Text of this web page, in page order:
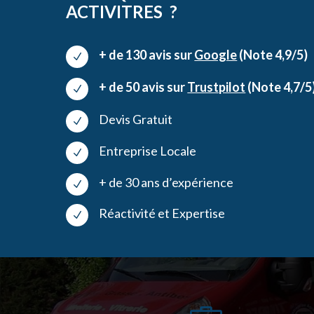
ACTIVITRES ?
N + de 130 avis surGoogle(Note 4,9/5)
N + de 50 avis surTrustpilot (Note 4,7/
N Devis Gratuit
N Entreprise Locale
N + de 30 ans d’expérience
N Réactivité et Expertise